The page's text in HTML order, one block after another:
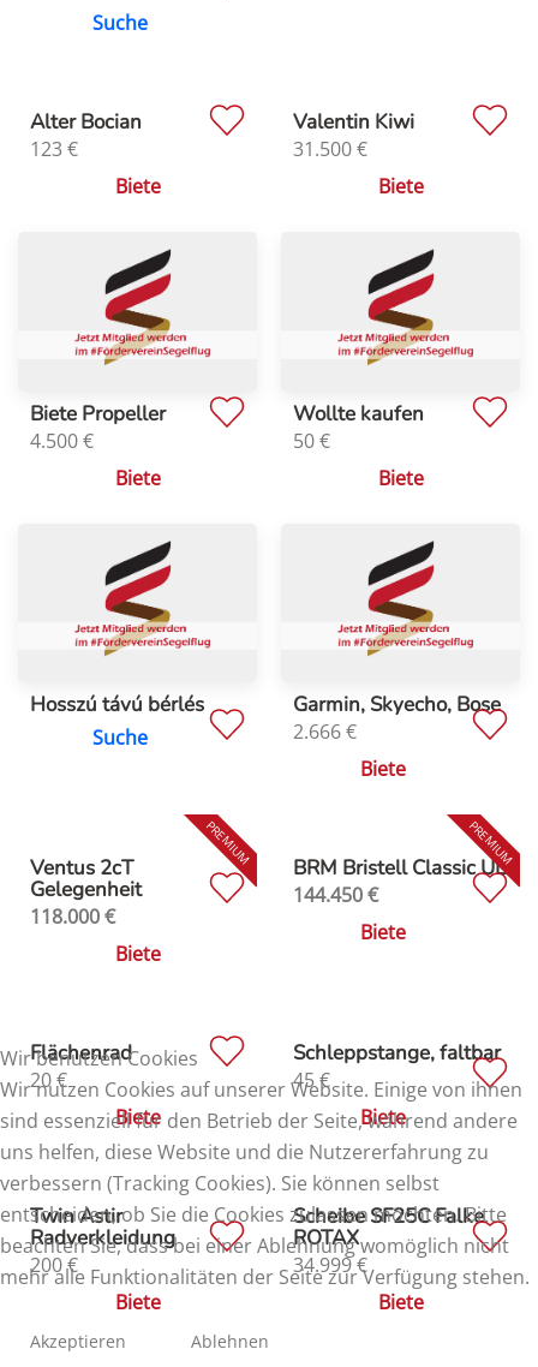
Suche
Alter Bocian
123 €
Biete
Valentin Kiwi
31.500€
Biete
Biete Propeller
4.500€
Biete
Wollte kaufen
50€
Biete
Hosszú távú bérlés
Suche
Garmin, Skyecho, Bose
2.666€
Biete
Ventus 2cT
Gelegenheit
118.000€
Biete
BRM Bristell Classic UL
144.450€
Biete
Flächenrad
20€
Biete
Schleppstange, faltbar
45€
Biete
Twin Astir
Radverkleidung
200€
Biete
Scheibe SF25C Falke
ROTAX
34.999€
Biete
Wir benutzen Cookies
Wir nutzen Cookies auf unserer Website. Einige von ihnen
sind essenziell für den Betrieb der Seite, während andere
uns helfen, diese Website und die Nutzererfahrung zu
verbessern (Tracking Cookies). Sie können selbst
entscheiden, ob Sie die Cookies zulassen möchten. Bitte
beachten Sie, dass bei einer Ablehnung womöglich nicht
mehr alle Funktionalitäten der Seite zur Verfügung stehen.
Akzeptieren Ablehnen